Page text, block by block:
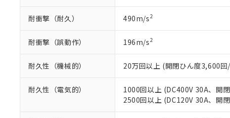
耐衝撃（耐久） 490m/s2
耐衝撃（誤動作） 196m/s2
耐久性（機械的） 20万回以上 (開閉ひん度3,600
耐久性（電気的）
1000回以上 (DC400V 30A、開
2500回以上 (DC120V 30A、開